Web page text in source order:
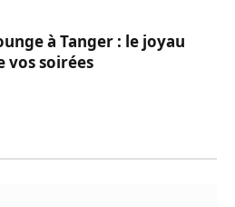
à Tanger : le joyau
vos soirées